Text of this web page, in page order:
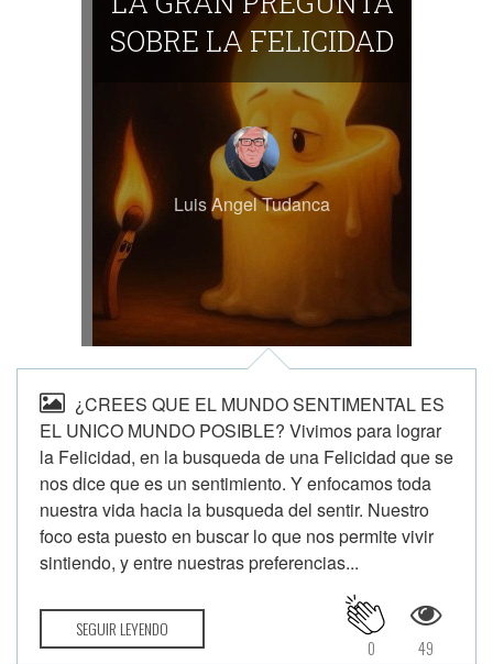
SOBRE LA FELICIDAD
Luis Angel Tudanca
¿CREES QUE EL MUNDO SENTIMENTAL ES
EL UNICO MUNDO POSIBLE? Vivimos para lograr
la Felicidad, en la busqueda de una Felicidad que se
nos dice que es un sentimiento. Y enfocamos toda
nuestra vida hacia la busqueda del sentir. Nuestro
foco esta puesto en buscar lo que nos permite vivir
sintiendo, y entre nuestras preferencias...
SEGUIR LEYENDO
49
0